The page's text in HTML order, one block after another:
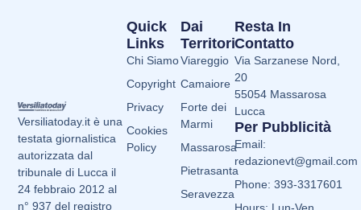
Versiliatoday.it è una
testata giornalistica
autorizzata dal
tribunale di Lucca il
24 febbraio 2012 al
n° 937 del registro
Dai
Territori
Viareggio
Camaiore
Forte dei
Marmi
Massarosa
Pietrasanta
Seravezza
Quick
Links
Chi Siamo
Copyright
Privacy
Cookies
Policy
Resta In
Contatto
Via Sarzanese Nord,
20
55054 Massarosa
Lucca
Per Pubblicità
Email:
redazionevt@gmail.com
Phone: 393-3317601
Hours: Lun-Ven